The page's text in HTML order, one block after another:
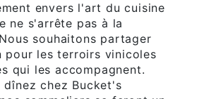
envers l'art du cuisine
ne s'arrête pas à la
souhaitons partager
pour les terroirs vinicoles
qui les accompagnent.
dînez chez Bucket's